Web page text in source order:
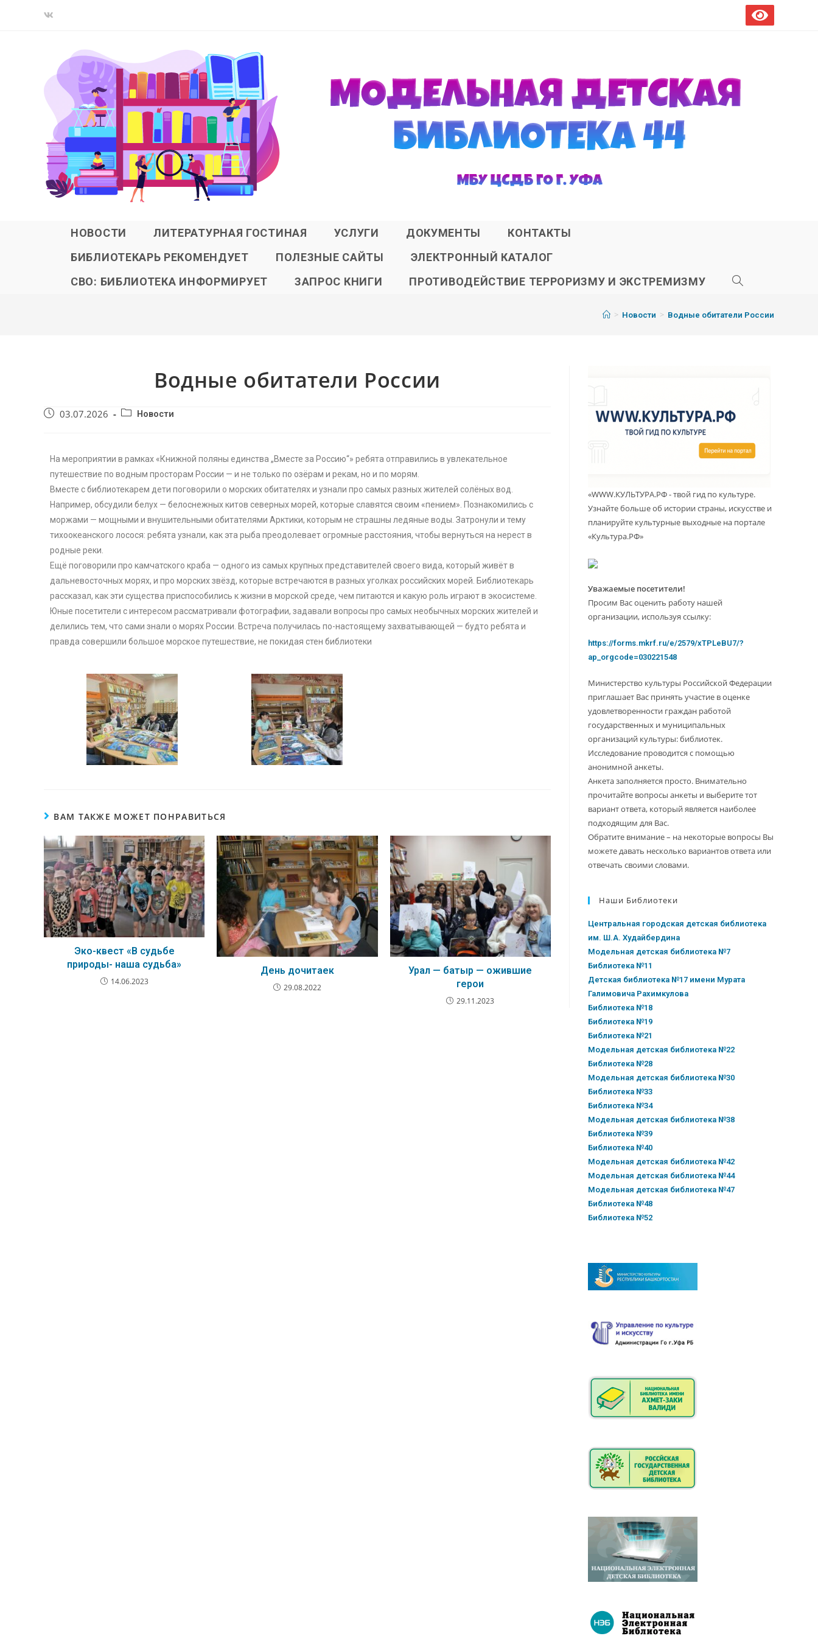
НОВОСТИ ЛИТЕРАТУРНАЯ ГОСТИНАЯ УСЛУГИ ДОКУМЕНТЫ
КОНТАКТЫ
БИБЛИОТЕКАРЬ РЕКОМЕНДУЕТ
ПОЛЕЗНЫЕ САЙТЫ
ЭЛЕКТРОННЫЙ КАТАЛОГ
СВО: БИБЛИОТЕКА ИНФОРМИРУЕТ
ЗАПРОС КНИГИ ПРОТИВОДЕЙСТВИЕ ТЕРРОРИЗМУ И ЭКСТРЕМИЗМУ
> Новости > Водные обитатели России
Водные обитатели России
03.07.2026 Новости
На мероприятии в рамках «Книжной поляны единства „Вместе за Россию“» ребята отправились в увлекательное
путешествие по водным просторам России — и не только по озёрам и рекам, но и по морям.
Вместе с библиотекарем дети поговорили о морских обитателях и узнали про самых разных жителей солёных вод.
Например, обсудили белух — белоснежных китов северных морей, которые славятся своим «пением». Познакомились с
моржами — мощными и внушительными обитателями Арктики, которым не страшны ледяные воды. Затронули и тему
тихоокеанского лосося: ребята узнали, как эта рыба преодолевает огромные расстояния, чтобы вернуться на нерест в
родные реки.
Ещё поговорили про камчатского краба — одного из самых крупных представителей своего вида, который живёт в
дальневосточных морях, и про морских звёзд, которые встречаются в разных уголках российских морей. Библиотекарь
рассказал, как эти существа приспособились к жизни в морской среде, чем питаются и какую роль играют в экосистеме.
Юные посетители с интересом рассматривали фотографии, задавали вопросы про самых необычных морских жителей и
делились тем, что сами знали о морях России. Встреча получилась по-настоящему захватывающей — будто ребята и
правда совершили большое морское путешествие, не покидая стен библиотеки
ВАМ ТАКЖЕ МОЖЕТ ПОНРАВИТЬСЯ
Эко-квест «В судьбе
природы- наша судьба»
14.06.2023
День дочитаек
29.08.2022
Урал — батыр — ожившие
герои
29.11.2023
«WWW.КУЛЬТУРА.РФ - твой гид по культуре.
Узнайте больше об истории страны, искусстве и
планируйте культурные выходные на портале
«Культура.РФ»
Уважаемые посетители!
Просим Вас оценить работу нашей
организации, используя ссылку:
https://forms.mkrf.ru/e/2579/xTPLeBU7/?
ap_orgcode=030221548
Министерство культуры Российской Федерации
приглашает Вас принять участие в оценке
удовлетворенности граждан работой
государственных и муниципальных
организаций культуры: библиотек.
Исследование проводится с помощью
анонимной анкеты.
Анкета заполняется просто. Внимательно
прочитайте вопросы анкеты и выберите тот
вариант ответа, который является наиболее
подходящим для Вас.
Обратите внимание – на некоторые вопросы Вы
можете давать несколько вариантов ответа или
отвечать своими словами.
Наши Библиотеки
Центральная городская детская библиотека
им. Ш.А. Худайбердина
Модельная детская библиотека №7
Библиотека №11
Детская библиотека №17 имени Мурата
Галимовича Рахимкулова
Библиотека №18
Библиотека №19
Библиотека №21
Модельная детская библиотека №22
Библиотека №28
Модельная детская библиотека №30
Библиотека №33
Библиотека №34
Модельная детская библиотека №38
Библиотека №39
Библиотека №40
Модельная детская библиотека №42
Модельная детская библиотека №44
Модельная детская библиотека №47
Библиотека №48
Библиотека №52